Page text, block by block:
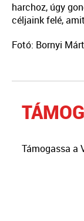
harchoz, úgy
céljaink felé,
Fotó: Bornyi
Támogassa a